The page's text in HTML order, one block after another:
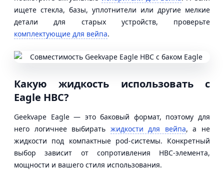
ищете стекла, базы, уплотнители или другие мелкие
детали для старых устройств, проверьте
комплектующие для вейпа.
Какую жидкость использовать с
Eagle HBC?
Geekvape Eagle — это баковый формат, поэтому для
него логичнее выбирать жидкости для вейпа, а не
жидкости под компактные pod-системы. Конкретный
выбор зависит от сопротивления HBC-элемента,
мощности и вашего стиля использования.